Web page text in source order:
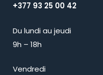
+377 93 25 00 42
Du lundi au jeudi
9h – 18h
Vendredi